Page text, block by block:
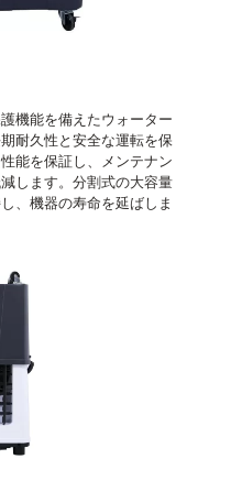
機能を備えたウォーター
耐久性と安全な運転を保
能を保証し、メンテナン
します。分割式の大容量
、機器の寿命を延ばしま